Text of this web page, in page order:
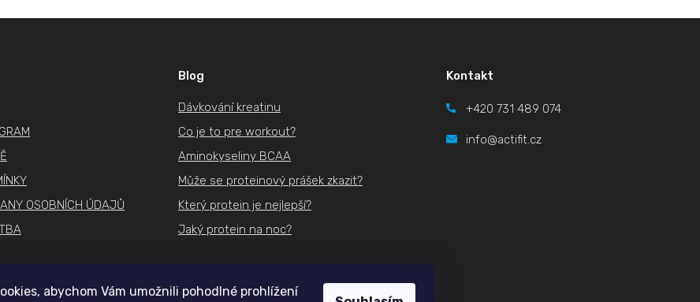
abychom Vám umožnili pohodlné prohlížení
OSOBNÍCH ÚDAJŮ
Blog
Dávkování kreatinu
Co je to pre workout?
Aminokyseliny BCAA
Může se proteinový prášek zkazit?
Který protein je nejlepší?
Jaký protein na noc?
Kontakt
+420 731 489 074
info@actifit.cz